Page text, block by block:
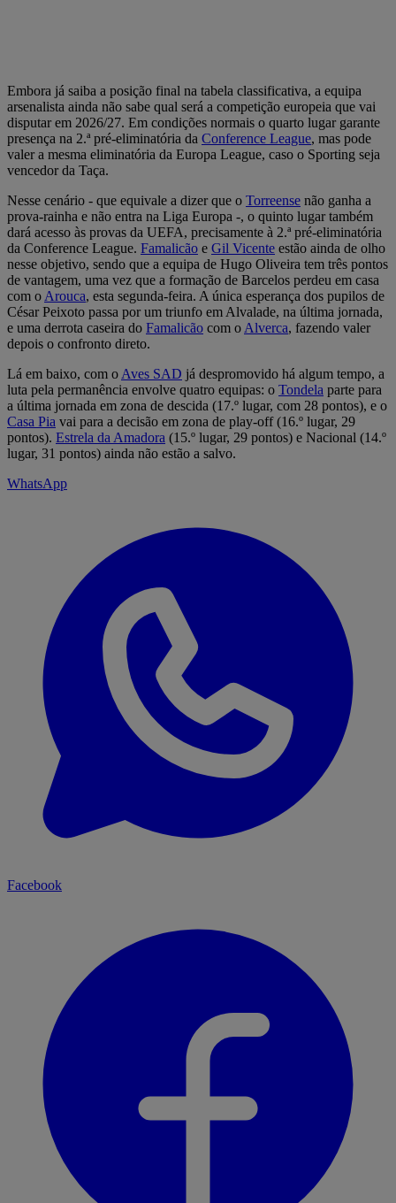
Embora já saiba a posição final na tabela classificativa, a equipa
arsenalista ainda não sabe qual será a competição europeia que vai
disputar em 2026/27. Em condições normais o quarto lugar garante
presença na 2.ª pré-eliminatória da Conference League, mas pode
valer a mesma eliminatória da Europa League, caso o Sporting seja
vencedor da Taça.
Nesse cenário - que equivale a dizer que o Torreense não ganha a
prova-rainha e não entra na Liga Europa -, o quinto lugar também
dará acesso às provas da UEFA, precisamente à 2.ª pré-eliminatória
da Conference League. Famalicão e Gil Vicente estão ainda de olho
nesse objetivo, sendo que a equipa de Hugo Oliveira tem três pontos
de vantagem, uma vez que a formação de Barcelos perdeu em casa
com o Arouca, esta segunda-feira. A única esperança dos pupilos de
César Peixoto passa por um triunfo em Alvalade, na última jornada,
e uma derrota caseira do Famalicão com o Alverca, fazendo valer
depois o confronto direto.
Lá em baixo, com o Aves SAD já despromovido há algum tempo, a
luta pela permanência envolve quatro equipas: o Tondela parte para
a última jornada em zona de descida (17.º lugar, com 28 pontos), e o
Casa Pia vai para a decisão em zona de play-off (16.º lugar, 29
pontos). Estrela da Amadora (15.º lugar, 29 pontos) e Nacional (14.º
lugar, 31 pontos) ainda não estão a salvo.
WhatsApp
Facebook